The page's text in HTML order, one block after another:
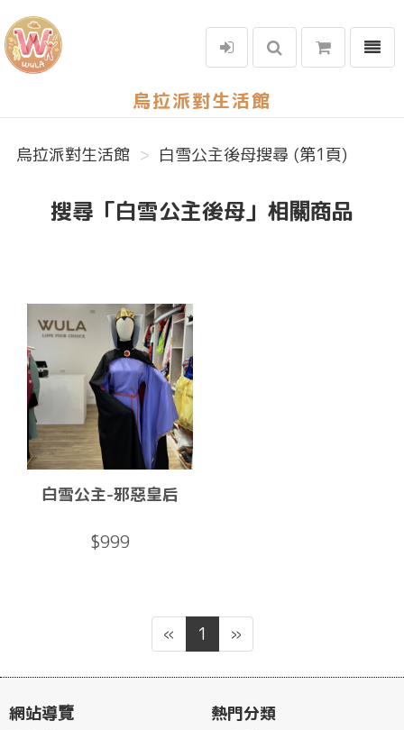
烏拉派對生活館
選單
烏拉派對生活館 白雪公主後母搜尋 (第1頁)
搜尋「白雪公主後母」相關商品
白雪公主-邪惡皇后
$999
« 1 »
網站導覽
熱門分類